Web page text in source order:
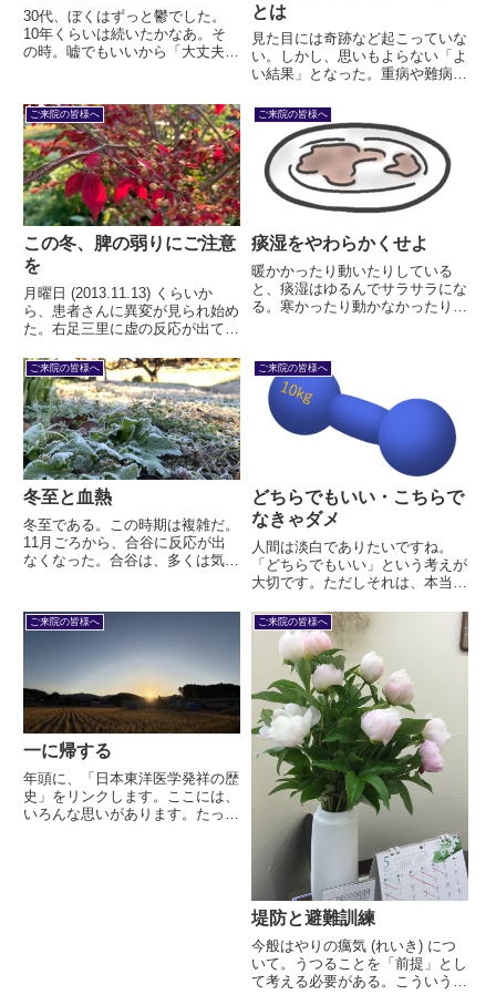
30代、ぼくはずっと鬱でした。
10年くらいは続いたかなあ。そ
の時。嘘でもいいから「大丈夫」
さんに言うことがあります。「大
丈夫」。何の根拠もない。患者さ
んにそうあって欲しい。ただそ
れ...
とは
見た目には奇跡など起こっていな
い。しかし、思いもよらない「よ
い結果」となった。重病や難病を
にとっては劇的なホームランだ。
冥利に尽きるというが、醫者冥利
とは何か考えさせられた。
ご来院の皆様へ
この冬、脾の弱りにご注意
を
月曜日 (2013.11.13) くらいか
ら、患者さんに異変が見られ始め
た。右足三里に虚の反応が出てい
度だったが、水の休診日をはさ
み、木・金は90％以上の患者さ
んで…
ご来院の皆様へ
痰湿をやわらかくせよ
暖かかったり動いたりしている
と、痰湿はゆるんでサラサラにな
る。寒かったり動かなかったりす
り、冷たくなると固くなるような
ものである。
ご来院の皆様へ
冬至と血熱
冬至である。この時期は複雑だ。
11月ごろから、合谷に反応が出
なくなった。合谷は、多くは気分
に穴処の反応が静かである。その
かわりに注目しているのは右膈兪
(右八兪も) である。...
ご来院の皆様へ
どちらでもいい・こちらで
なきゃダメ
人間は淡白でありたいですね。
「どちらでもいい」という考えが
大切です。ただしそれは、本当に
たとえばお菓子を、食べてもいい
し、食べなくてもいい。どちらで
もいい… という人はストレスを
ためにくい人です。脾 (消化器)...
ご来院の皆様へ
一に帰する
年頭に、「日本東洋医学発祥の歴
史」をリンクします。ここには、
いろんな思いがあります。たった
ご来院の皆様へ
堤防と避難訓練
今般はやりの癘気 (れいき) につ
いて。うつることを「前提」とし
て考える必要がある。こういう考